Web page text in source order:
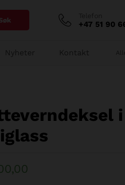
+47 51 90
Nyheter Kontakt
i